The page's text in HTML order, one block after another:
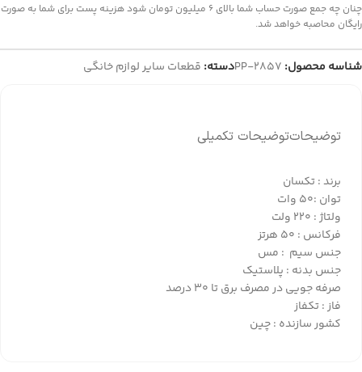
چنان چه جمع صورت حساب شما بالای 6 میلیون تومان شود هزینه پست برای شما به صورت
رایگان محاصبه خواهد شد.
شناسه محصول: PP-2857دسته: قطعات سایر لوازم خانگی
توضیحاتتوضیحات تکمیلی
برند : تکسان
توان :50 وات
ولتاژ : 220 ولت
فرکانس : 50 هرتز
جنس سیم : مس
جنس بدنه : پلاستیک
صرفه جویی در مصرف برق تا 30 درصد
فاز : تکفاز
کشور سازنده : چین